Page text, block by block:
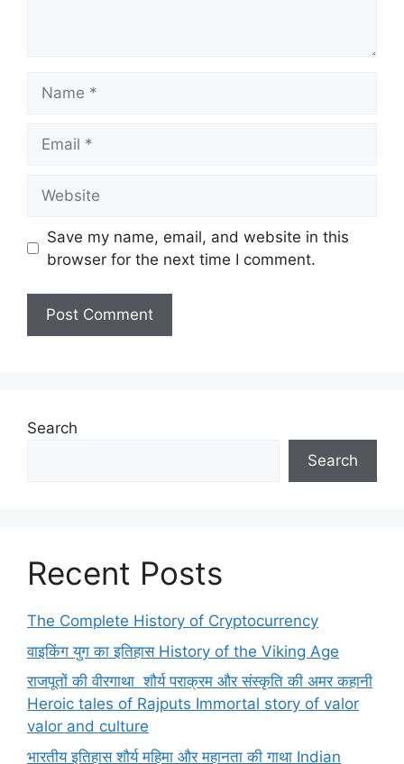
Save my name, email, and website in this
browser for the next time I comment.
Search
Search
Recent Posts
The Complete History of Cryptocurrency
वाइकिंग युग का इतिहास History of the Viking Age
राजपूतों की वीरगाथा शौर्य पराक्रम और संस्कृति की अमर कहानी
Heroic tales of Rajputs Immortal story of valor
valor and culture
भारतीय इतिहास शौर्य महिमा और महानता की गाथा Indian